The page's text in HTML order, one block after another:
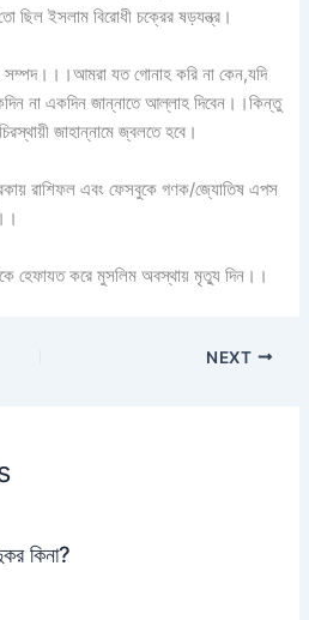
ইসলাম বিরোধী চক্রের ষড়যন্ত্র।
সম্পদ।।।আমরা যত গোনাহ করি না কেন,যদি
না একদিন জান্নাতে আল্লাহ দিবেন।।কিন্তু
জাহান্নামে জ্বলতে হবে।
রাশিফল এবং ফেসবুকে গণক/জ্যোতিষ এপস
হেফাযত করে মুসলিম অবস্থায় মৃত্যু দিন।।
NEXT
কিনা?